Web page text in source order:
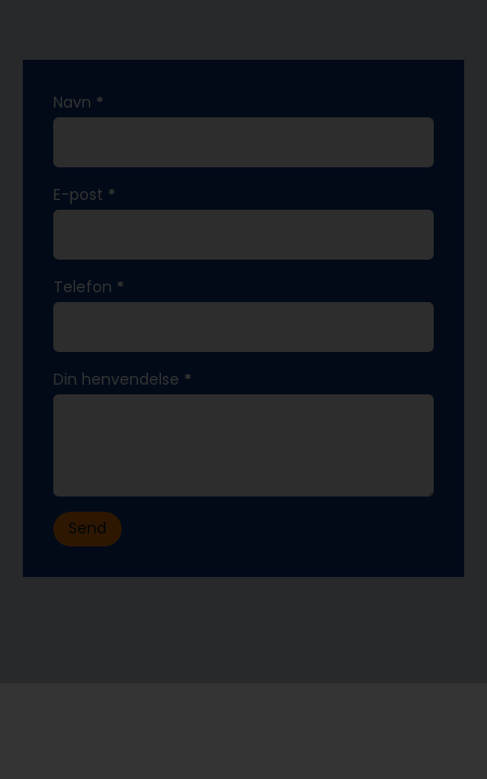
kontaktskjema
Navn *
E-post *
Telefon *
Din henvendelse *
Send